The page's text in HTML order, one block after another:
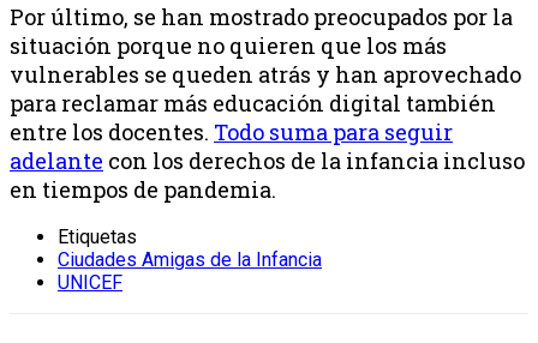
Por último, se han mostrado preocupados por la
situación porque no quieren que los más
vulnerables se queden atrás y han aprovechado
para reclamar más educación digital también
entre los docentes. Todo suma para seguir
adelante con los derechos de la infancia incluso
en tiempos de pandemia.
Etiquetas
Ciudades Amigas de la Infancia
UNICEF